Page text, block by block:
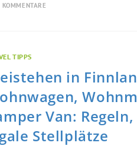
KOMMENTARE
TIPPS
in
Van:
Stellplätze